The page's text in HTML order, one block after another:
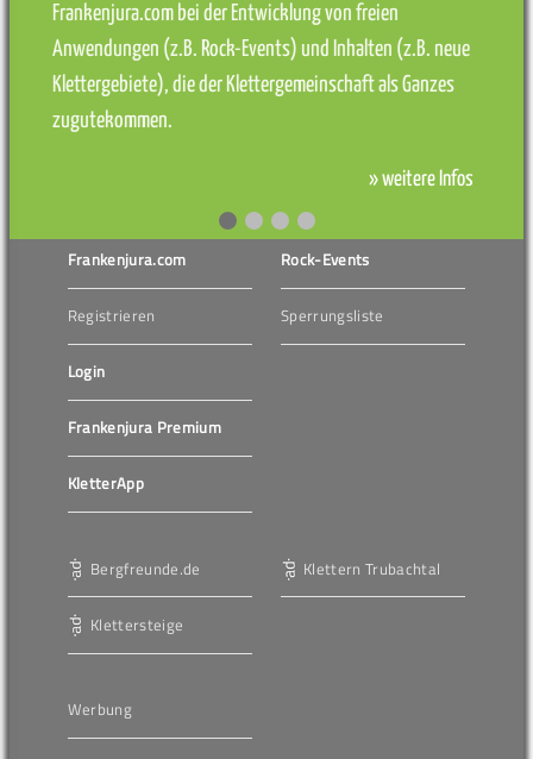
Frankenjura.com bei der Entwicklung von freien
Anwendungen (z.B. Rock-Events) und Inhalten (z.B. neue
Klettergebiete), die der Klettergemeinschaft als Ganzes
zugutekommen.
» weitere Infos
Frankenjura.com
Registrieren
Login
Frankenjura Premium
KletterApp
Rock-Events
Sperrungsliste
Bergfreunde.de
Klettersteige
Klettern Trubachtal
Werbung